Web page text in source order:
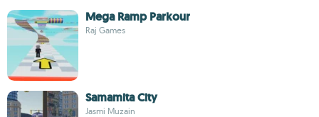
Mega Ramp Parkour
Raj Games
Samamita City
Jasmi Muzain